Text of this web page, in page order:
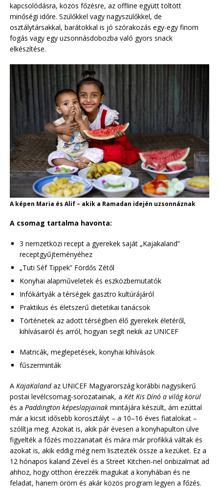
kapcsolódásra, közös főzésre, az offline együtt töltött
minőségi időre. Szülőkkel vagy nagyszülőkkel, de
osztálytársakkal, barátokkal is jó szórakozás egy-egy finom
fogás vagy egy uzsonnásdobozba való gyors snack
elkészítése.
A képen Maria és Alif – akik a Ramadan idején uzsonnáznak
A csomag tartalma havonta:
3 nemzetközi recept a gyerekek saját „Kajakaland”
receptgyűjteményéhez
„Tuti Séf Tippek” Fördős Zétől
Konyhai alapműveletek és eszközbemutatók
Infókártyák a térségek gasztro kultúrájáról
Praktikus és életszerű dietetikai tanácsok
Történetek az adott térségben élő gyerekek életéről,
kihívásairól és arról, hogyan segít nekik az UNICEF
Matricák, meglepetések, konyhai kihívások
fűszerminták
A KajaKalandaz UNICEF Magyarország korábbi nagysikerű
postai levélcsomag-sorozatainak, a Két Kis Dínó a világ körül
és a Paddington képeslapjainak mintájára készült, ám ezúttal
már a kicsit idősebb korosztályt – a 10–16 éves fiatalokat –
szólítja meg. Azokat is, akik pár évesen a konyhapulton ülve
figyelték a főzés mozzanatait és mára már profikká váltak és
azokat is, akik eddig még nem lisztezték össze a kezüket. Ez a
12 hónapos kaland Zével és a Street Kitchen-nel önbizalmat ad
ahhoz, hogy otthon érezzék magukat a konyhában és ne
feladat, hanem öröm és akár közös program legyen a főzés.